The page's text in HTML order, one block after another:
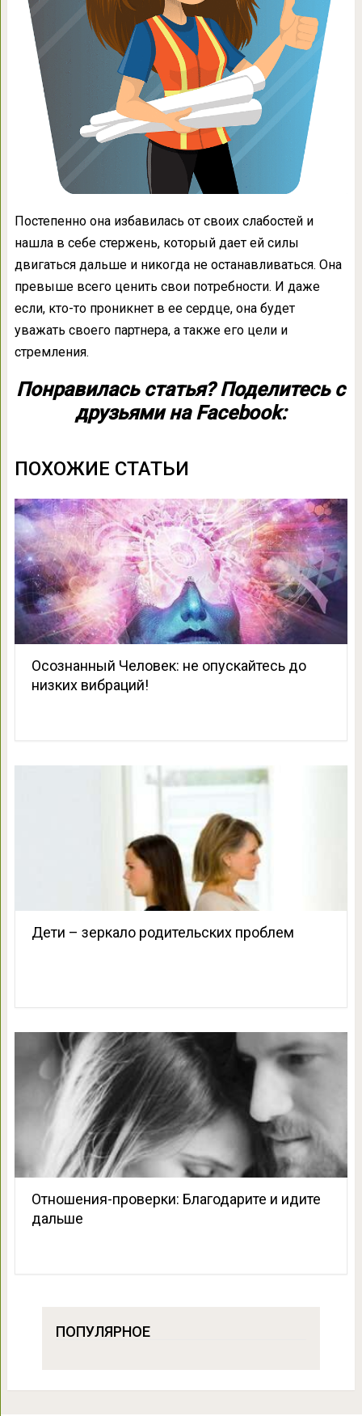
Постепенно она избавилась от своих слабостей и
нашла в себе стержень, который дает ей силы
двигаться дальше и никогда не останавливаться. Она
превыше всего ценить свои потребности. И даже
если, кто-то проникнет в ее сердце, она будет
уважать своего партнера, а также его цели и
стремления.
Понравилась статья? Поделитесь с
друзьями на Facebook:
ПОХОЖИЕ СТАТЬИ
Осознанный Человек: не опускайтесь до
низких вибраций!
Дети – зеркало родительских проблем
Отношения-проверки: Благодарите и идите
дальше
ПОПУЛЯРНОЕ